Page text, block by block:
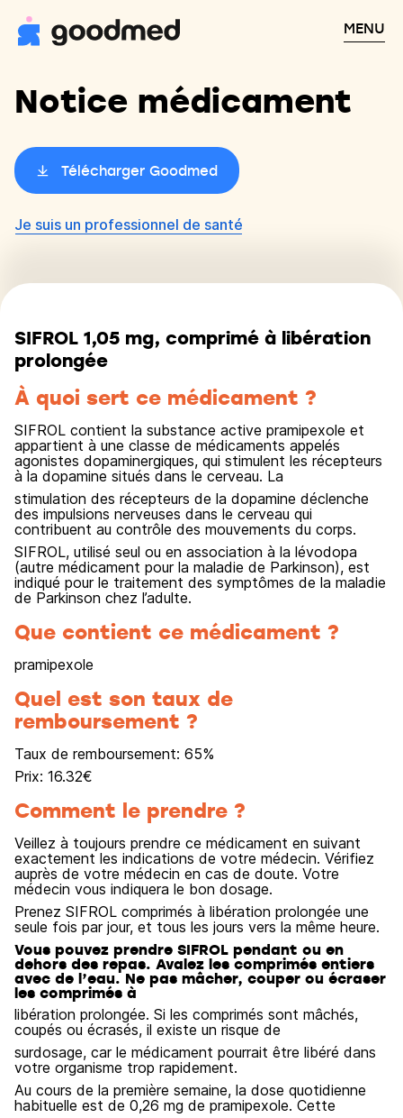
MENU
Notice médicament
Télécharger Goodmed
Je suis un professionnel de santé
SIFROL 1,05 mg, comprimé à libération
prolongée
À quoi sert ce médicament ?
SIFROL contient la substance active pramipexole et
appartient à une classe de médicaments appelés
agonistes dopaminergiques, qui stimulent les récepteurs
à la dopamine situés dans le cerveau. La
stimulation des récepteurs de la dopamine déclenche
des impulsions nerveuses dans le cerveau qui
contribuent au contrôle des mouvements du corps.
SIFROL, utilisé seul ou en association à la lévodopa
(autre médicament pour la maladie de Parkinson), est
indiqué pour le traitement des symptômes de la maladie
de Parkinson chez l’adulte.
Que contient ce médicament ?
pramipexole
Quel est son taux de
remboursement ?
Taux de remboursement: 65%
Prix: 16.32€
Comment le prendre ?
Veillez à toujours prendre ce médicament en suivant
exactement les indications de votre médecin. Vérifiez
auprès de votre médecin en cas de doute. Votre
médecin vous indiquera le bon dosage.
Prenez SIFROL comprimés à libération prolongée une
seule fois par jour, et tous les jours vers la même heure.
Vous pouvez prendre SIFROL pendant ou en
dehors des repas. Avalez les comprimés entiers
avec de l’eau. Ne pas mâcher, couper ou écraser
les comprimés à
libération prolongée. Si les comprimés sont mâchés,
coupés ou écrasés, il existe un risque de
surdosage, car le médicament pourrait être libéré dans
votre organisme trop rapidement.
Au cours de la première semaine, la dose quotidienne
habituelle est de 0,26 mg de pramipexole. Cette